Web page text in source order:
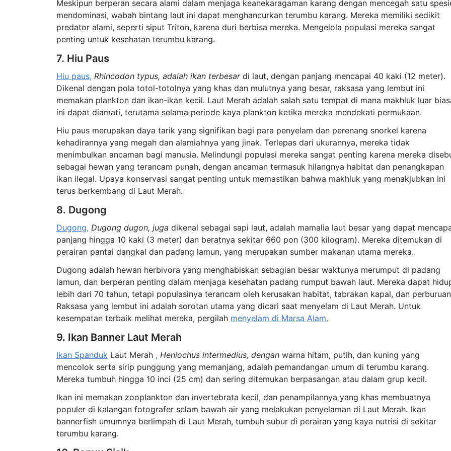
Meskipun berperan secara alami dalam menjaga keanekaragaman karang dengan mencegah satu
mendominasi, wabah bintang laut ini dapat menghancurkan terumbu karang. Mereka memiliki sedikit
predator alami, seperti siput Triton, karena duri berbisa mereka. Mengelola populasi mereka sangat
penting untuk kesehatan terumbu karang.
7. Hiu Paus
Hiu paus, Rhincodon typus, adalah ikan terbesardi laut, dengan panjang mencapai 40 kaki (12 meter).
Dikenal dengan pola totol-totolnya yang khas dan mulutnya yang besar, raksasa yang lembut ini
memakan plankton dan ikan-ikan kecil. Laut Merah adalah salah satu tempat di mana makhluk luar
ini dapat diamati, terutama selama periode kaya plankton ketika mereka mendekati permukaan.
Hiu paus merupakan daya tarik yang signifikan bagi para penyelam dan perenang snorkel karena
kehadirannya yang megah dan alamiahnya yang jinak. Terlepas dari ukurannya, mereka tidak
menimbulkan ancaman bagi manusia. Melindungi populasi mereka sangat penting karena mereka
sebagai hewan yang terancam punah, dengan ancaman termasuk hilangnya habitat dan penangkapan
ikan ilegal. Upaya konservasi sangat penting untuk memastikan bahwa makhluk yang menakjubkan ini
terus berkembang di Laut Merah.
8. Dugong
Dugong, Dugong dugon, juga dikenal sebagai sapi laut, adalah mamalia laut besar yang dapat
panjang hingga 10 kaki (3 meter) dan beratnya sekitar 660 pon (300 kilogram). Mereka ditemukan di
perairan pantai dangkal dan padang lamun, yang merupakan sumber makanan utama mereka.
Dugong adalah hewan herbivora yang menghabiskan sebagian besar waktunya merumput di padang
lamun, dan berperan penting dalam menjaga kesehatan padang rumput bawah laut. Mereka dapat
lebih dari 70 tahun, tetapi populasinya terancam oleh kerusakan habitat, tabrakan kapal, dan
Raksasa yang lembut ini adalah sorotan utama yang dicari saat menyelam di Laut Merah. Untuk
kesempatan terbaik melihat mereka, pergilah menyelam di Marsa Alam.
9. Ikan Banner Laut Merah
Ikan SpandukLaut Merah , Heniochus intermedius, denganwarna hitam, putih, dan kuning yang
mencolok serta sirip punggung yang memanjang, adalah pemandangan umum di terumbu karang.
Mereka tumbuh hingga 10 inci (25 cm) dan sering ditemukan berpasangan atau dalam grup kecil.
Ikan ini memakan zooplankton dan invertebrata kecil, dan penampilannya yang khas membuatnya
populer di kalangan fotografer selam bawah air yang melakukan penyelaman di Laut Merah. Ikan
bannerfish umumnya berlimpah di Laut Merah, tumbuh subur di perairan yang kaya nutrisi di sekitar
terumbu karang.